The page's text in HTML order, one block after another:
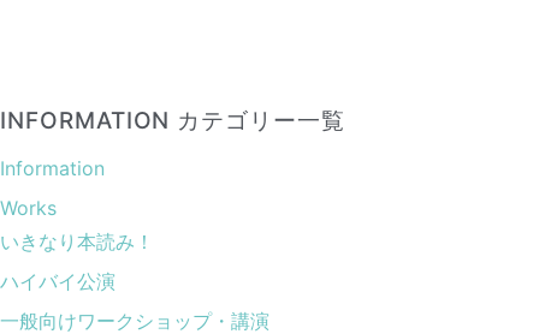
INFORMATION カテゴリー一覧
Information
Works
いきなり本読み！
ハイバイ公演
一般向けワークショップ・講演